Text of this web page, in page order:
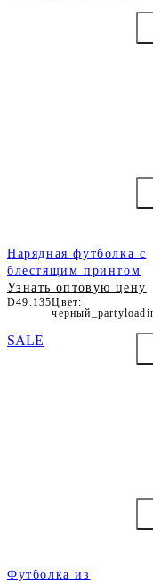
Нарядная футболка с
блестящим принтом
Узнать оптовую цену
D49.135Цвет:
Футболка из
SALE